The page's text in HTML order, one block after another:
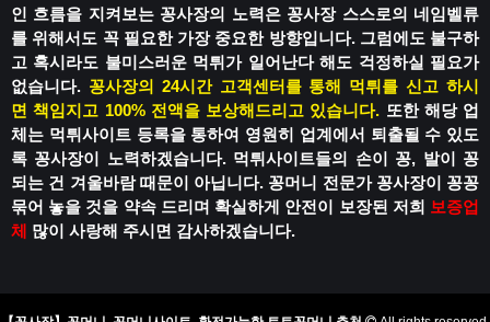
인 흐름을 지켜보는 꽁사장의 노력은 꽁사장 스스로의 네임벨류
를 위해서도 꼭 필요한 가장 중요한 방향입니다. 그럼에도 불구하
고 혹시라도 불미스러운 먹튀가 일어난다 해도 걱정하실 필요가
없습니다. 꽁사장의 24시간 고객센터를 통해 먹튀를 신고 하시
면책임지고 100% 전액을 보상해드리고 있습니다. 또한 해당 업
체는 먹튀사이트 등록을 통하여 영원히 업계에서 퇴출될 수 있도
록 꽁사장이 노력하겠습니다. 먹튀사이트들의 손이 꽁, 발이 꽁
되는 건 겨울바람 때문이 아닙니다. 꽁머니 전문가 꽁사장이 꽁꽁
묶어 놓을 것을 약속 드리며 확실하게 안전이 보장된 저희 보증업
체
많이 사랑해 주시면 감사하겠습니다.